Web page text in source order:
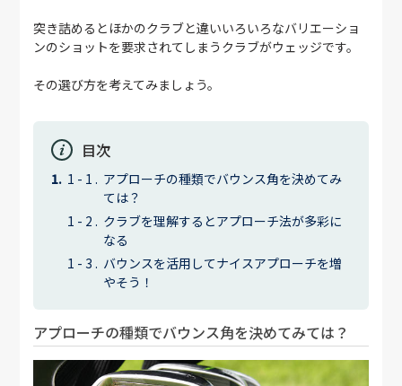
突き詰めるとほかのクラブと違いいろいろなバリエーショ
ンのショットを要求されてしまうクラブがウェッジです。
その選び方を考えてみましょう。
目次
アプローチの種類でバウンス角を決めてみ
ては？
クラブを理解するとアプローチ法が多彩に
なる
バウンスを活用してナイスアプローチを増
やそう！
アプローチの種類でバウンス角を決めてみては？